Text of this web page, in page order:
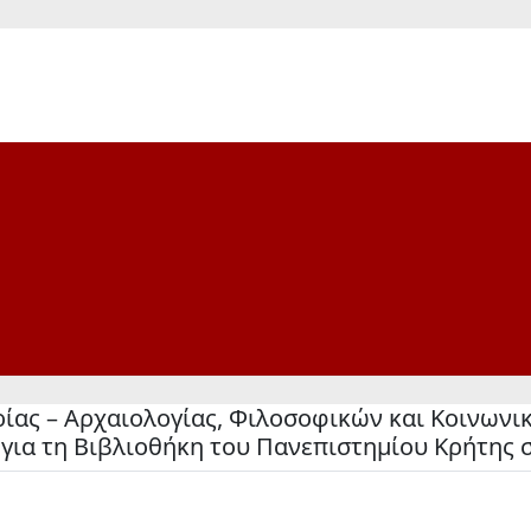
– Αρχαιολογίας, Φιλοσοφικών και
τη Βιβλιοθήκη του Πανεπιστημίου Κρήτης